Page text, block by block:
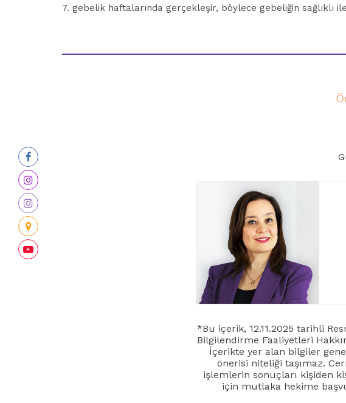
7. gebelik haftalarında gerçekleşir, böylece gebeliğin sağlıklı
*Bu içerik, 12.11.2025 tarihli
Bilgilendirme Faaliyetleri
İçerikte yer alan bilgiler
önerisi niteliği taşımaz.
işlemlerin sonuçları kişiden
için mutlaka hekime